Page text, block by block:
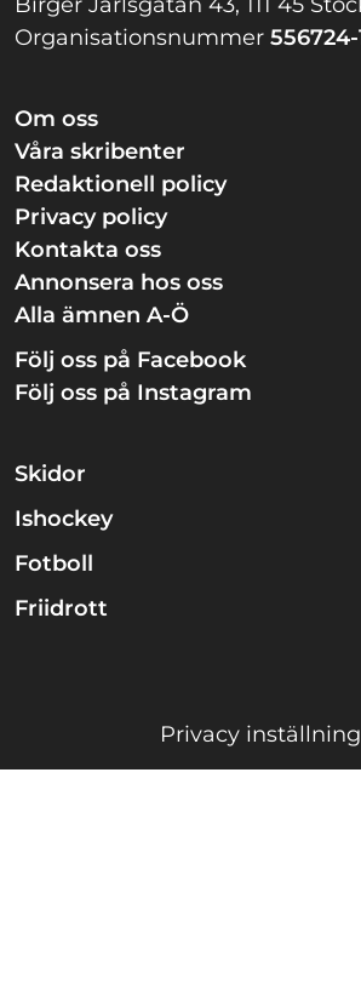
Organisationsnummer
Om oss
Våra skribenter
Redaktionell policy
Privacy policy
Kontakta oss
Annonsera hos oss
Alla ämnen A-Ö
Följ oss på Facebook
Följ oss på Instagram
Skidor
Ishockey
Fotboll
Friidrott
Privacy